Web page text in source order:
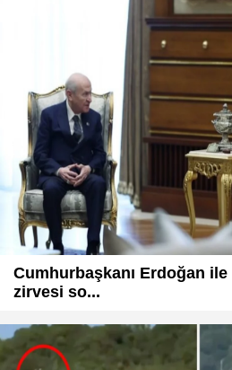
Cumhurbaşkanı Erdoğan
zirvesi so...